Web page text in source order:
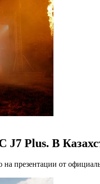
Plus. В
презентации от